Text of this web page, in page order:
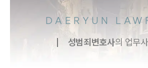
DAERYUN
성범죄 변호사의 업무